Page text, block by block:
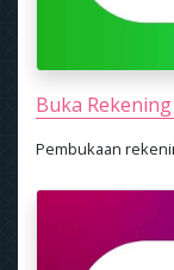
Buka Rekening
Pembukaan